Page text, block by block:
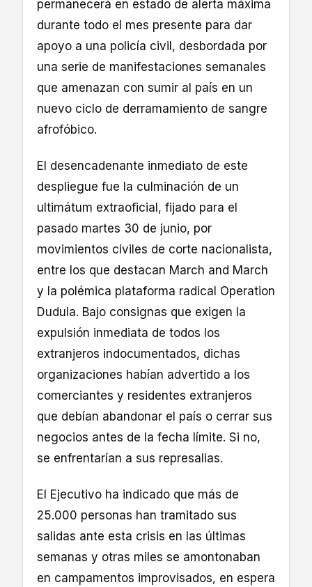
permanecerá en estado de alerta máxima
durante todo el mes presente para dar
apoyo a una policía civil, desbordada por
una serie de manifestaciones semanales
que amenazan con sumir al país en un
nuevo ciclo de derramamiento de sangre
afrofóbico.
El desencadenante inmediato de este
despliegue fue la culminación de un
ultimátum extraoficial, fijado para el
pasado martes 30 de junio, por
movimientos civiles de corte nacionalista,
entre los que destacan March and March
y la polémica plataforma radical Operation
Dudula. Bajo consignas que exigen la
expulsión inmediata de todos los
extranjeros indocumentados, dichas
organizaciones habían advertido a los
comerciantes y residentes extranjeros
que debían abandonar el país o cerrar sus
negocios antes de la fecha límite. Si no,
se enfrentarían a sus represalias.
El Ejecutivo ha indicado que más de
25.000 personas han tramitado sus
salidas ante esta crisis en las últimas
semanas y otras miles se amontonaban
en campamentos improvisados, en espera